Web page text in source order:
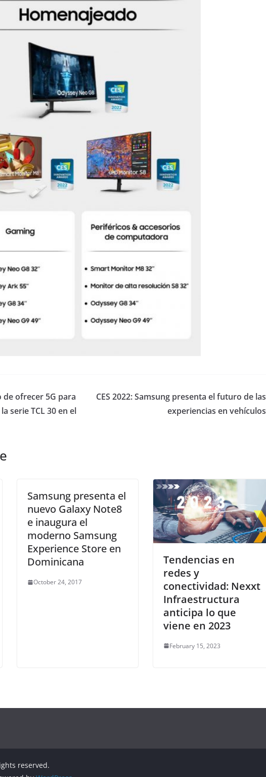
ofrecer 5G para
serie TCL 30 en el
CES 2022: Samsung presenta el futuro de las
experiencias en vehículos
Samsung presenta el
nuevo Galaxy Note8
e inaugura el
moderno Samsung
Experience Store en
Dominicana
October 24, 2017
Tendencias en
redes y
conectividad: Nexxt
Infraestructura
anticipa lo que
viene en 2023
February 15, 2023
reserved.